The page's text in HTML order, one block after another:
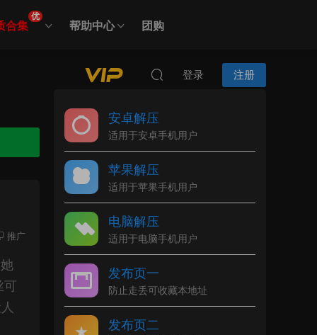
合集
优
帮助中心 团购
登录 注册
推广
可
安卓解压
适用于安卓手机用户
苹果解压
适用于苹果手机用户
电脑解压
适用于电脑手机用户
发布页一
防止走丢可收藏本地址
发布页二